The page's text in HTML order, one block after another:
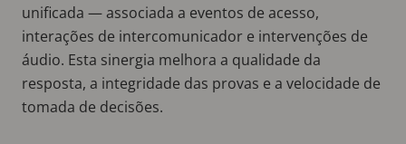
unificada — associada a eventos de acesso,
interações de intercomunicador e intervenções de
áudio. Esta sinergia melhora a qualidade da
resposta, a integridade das provas e a velocidade de
tomada de decisões.